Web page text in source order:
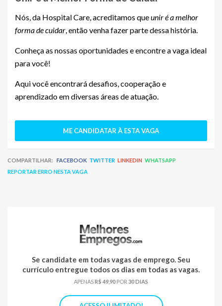
Nós, da Hospital Care, acreditamos queunir é a melhor
forma de cuidar, então venha fazer parte dessa história.
Conheça as nossas oportunidades e encontre a vaga ideal
para você!
Aqui você encontrará desafios, cooperação e
aprendizado em diversas áreas de atuação.
ME CANDIDATAR À ESTA VAGA
COMPARTILHAR: FACEBOOK TWITTER LINKEDIN WHATSAPP
REPORTAR ERRO NESTA VAGA
Se candidate em todas vagas de emprego. Seu
currículo entregue todos os dias em todas as vagas.
APENASR$ 49,90 POR 30 DIAS